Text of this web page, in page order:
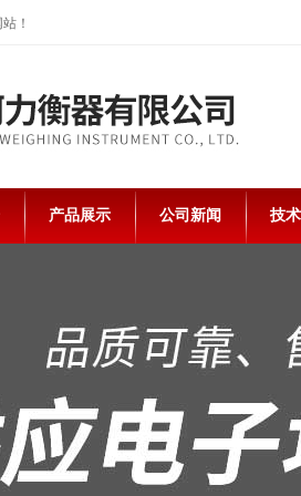
！
产品展示 公司新闻 技